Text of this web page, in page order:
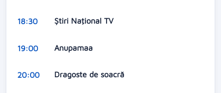
18:30 Ştiri Naţional TV
19:00 Anupamaa
20:00 Dragoste de soacră